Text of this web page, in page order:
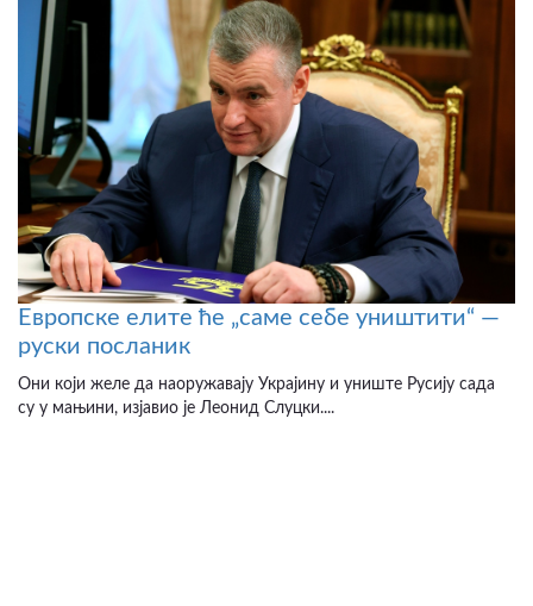
Европске елите ће „саме себе уништити“ —
руски посланик
Они који желе да наоружавају Украјину и униште Русију сада
су у мањини, изјавио је Леонид Слуцки....